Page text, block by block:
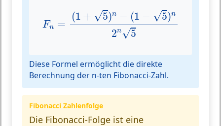
Fn =
(1 + √5)n − (1 − √5)n
2n√5
=(1 n−( 5) 5
Diese Formel ermöglicht die direkte
Berechnung der n-ten Fibonacci-Zahl.
Fibonacci Zahlenfolge
Die Fibonacci-Folge ist eine